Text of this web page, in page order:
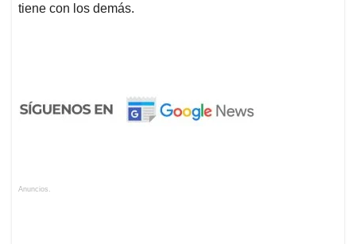
tiene con los demás.
Anuncios.